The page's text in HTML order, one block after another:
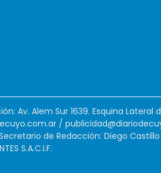
Av. Alem Sur 1639. Esquina
/
de Redacción: Diego
S.A.C.I.F.